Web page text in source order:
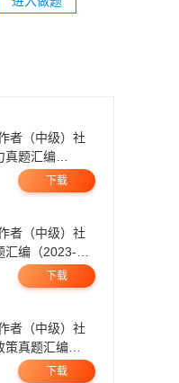
真题汇编
.pdf
下载
汇编（2023-
下载
策真题汇编
.pdf
下载